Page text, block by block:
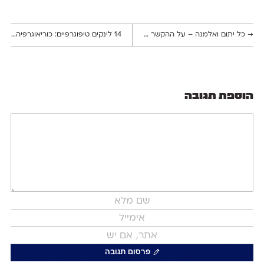
→כל יתום ואלמנה – על ההקשר החברתי של תופעת היתומים והאלמנות הטיפגרפיים 14 לינקים טיפוגרפיים: כוריאוגרפיה, פאזלים והלוגו המועתק של טראמפ
הוספת תגובה
פרסום תגובה